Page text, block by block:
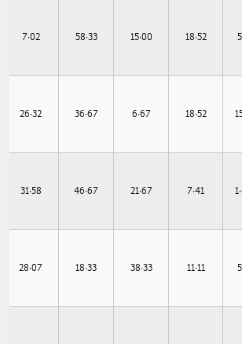
18.52
15.00
58.33
7.02
18.52
6.67
36.67
26.32
7.41
21.67
46.67
31.58
11.11
38.33
18.33
28.07